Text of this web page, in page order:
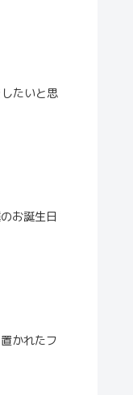
たいと思
お誕生日
かれたフ